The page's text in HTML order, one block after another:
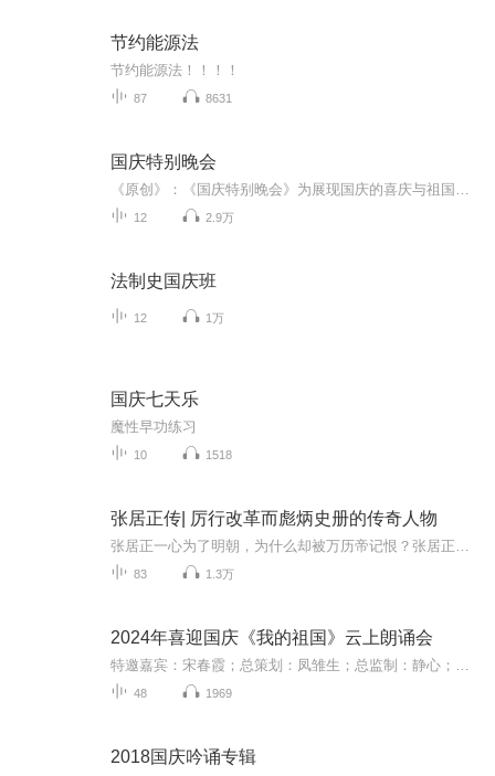
节约能源法
节约能源法！！！！
87 8631
国庆特别晚会
12 2.9万
法制史国庆班
12 1万
国庆七天乐
魔性早功练习
10 1518
张居正传| 厉行改革而彪炳史册的传奇人物
83 1.3万
2024年喜迎国庆《我的祖国》云上朗诵会
48 1969
2018国庆吟诵专辑